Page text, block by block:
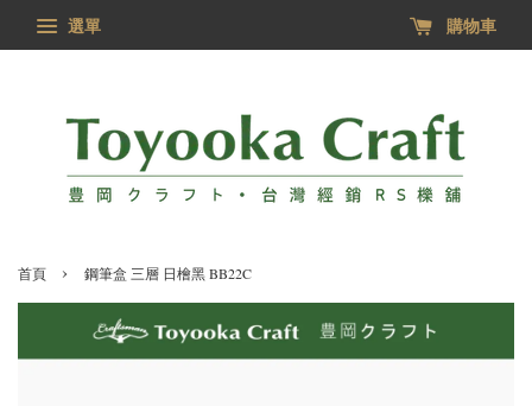
選單 購物車
首頁 › 鋼筆盒 三層 日檜黑 BB22C